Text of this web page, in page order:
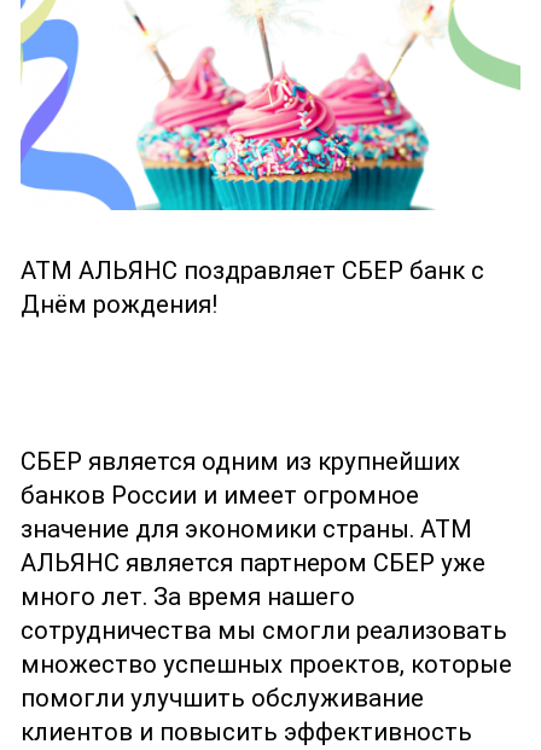
АТМ АЛЬЯНС поздравляет СБЕР банк с
Днём рождения!
СБЕР является одним из крупнейших
банков России и имеет огромное
значение для экономики страны. АТМ
АЛЬЯНС является партнером СБЕР уже
много лет. За время нашего
сотрудничества мы смогли реализовать
множество успешных проектов, которые
помогли улучшить обслуживание
клиентов и повысить эффективность